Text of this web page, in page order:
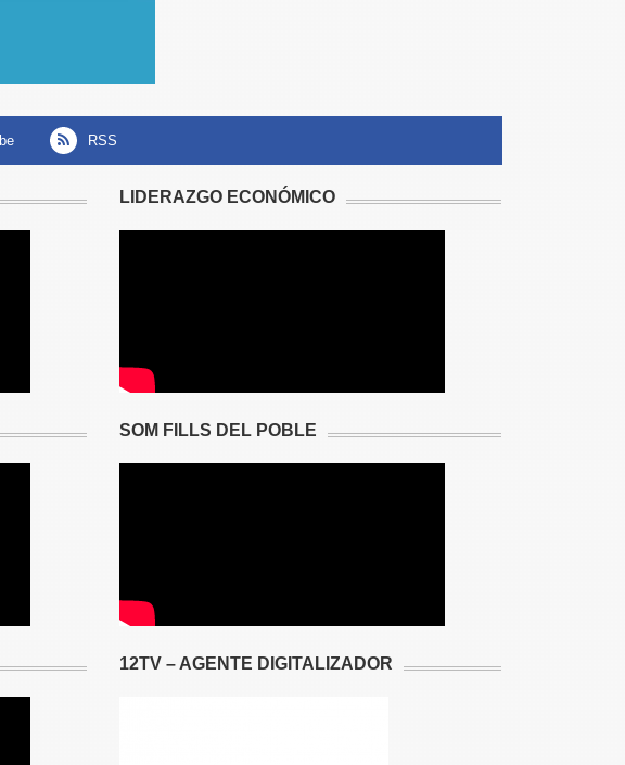
RSS
LIDERAZGO ECONÓMICO
SOM FILLS DEL POBLE
12TV – AGENTE DIGITALIZADOR